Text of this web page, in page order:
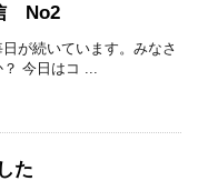
No2
が続いています。みなさ
今日はコ ...
た